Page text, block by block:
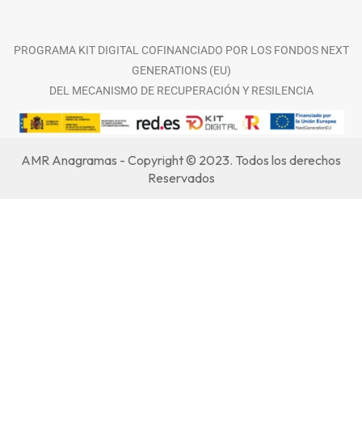
PROGRAMA KIT DIGITAL COFINANCIADO POR LOS FONDOS NEXT
GENERATIONS (EU)
DEL MECANISMO DE RECUPERACIÓN Y RESILENCIA
AMR Anagramas - Copyright © 2023. Todos los derechos
Reservados